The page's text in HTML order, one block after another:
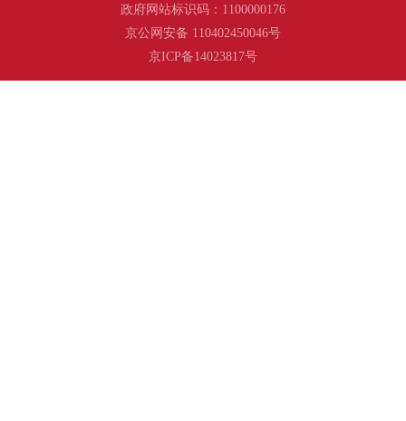
政府网站标识码：1100000176
京公网安备 110402450046号
京ICP备14023817号